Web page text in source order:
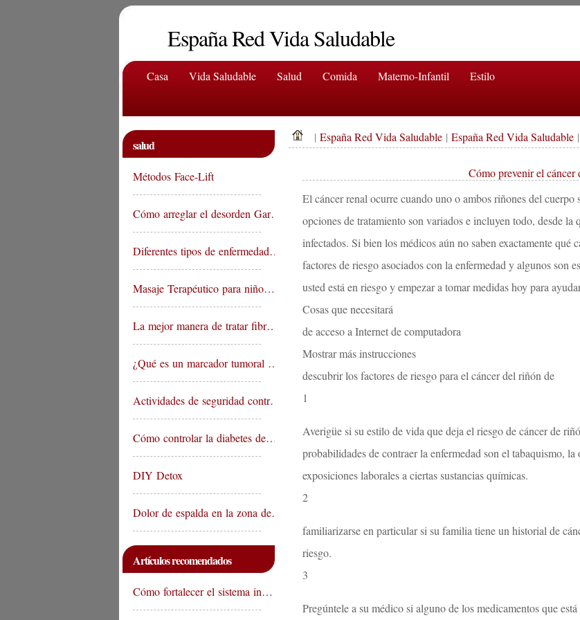
España Red Vida Saludable
Casa Vida Saludable Salud Comida Materno-Infantil Estilo
salud
Métodos Face-Lift
Cómo arreglar el desorden Gar…
Diferentes tipos de enfermedad…
Masaje Terapéutico para niño…
La mejor manera de tratar fibr…
¿Qué es un marcador tumoral …
Actividades de seguridad contr…
Cómo controlar la diabetes de…
DIY Detox
Dolor de espalda en la zona de…
Artículos recomendados
Cómo fortalecer el sistema in…
| España Red Vida Saludable | España Red Vida Saludable |
Cómo prevenir el cáncer
El cáncer renal ocurre cuando uno o ambos riñones del cuerpo
opciones de tratamiento son variados e incluyen todo, desde
infectados. Si bien los médicos aún no saben exactamente qué
factores de riesgo asociados con la enfermedad y algunos son
usted está en riesgo y empezar a tomar medidas hoy para
Cosas que necesitará
de acceso a Internet de computadora
Mostrar más instrucciones
descubrir los factores de riesgo para el cáncer del riñón de
1
Averigüe si su estilo de vida que deja el riesgo de cáncer de
probabilidades de contraer la enfermedad son el tabaquismo,
exposiciones laborales a ciertas sustancias químicas.
2
familiarizarse en particular si su familia tiene un historial de
riesgo.
3
Pregúntele a su médico si alguno de los medicamentos que